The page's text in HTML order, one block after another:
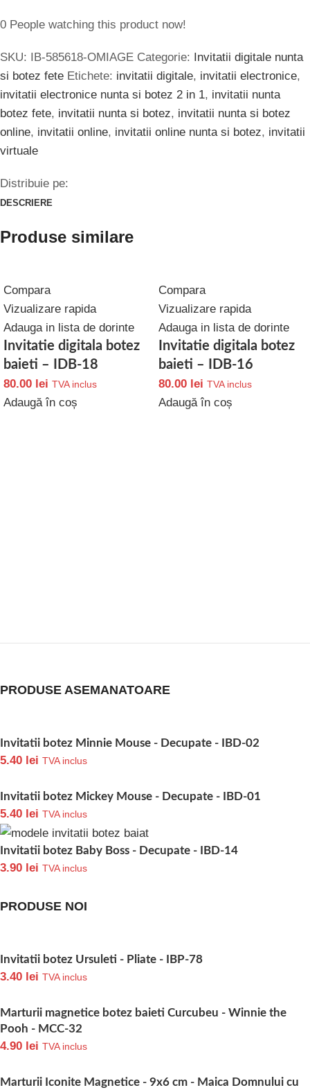
0 People watching this product now!
SKU: IB-585618-OMIAGE Categorie: Invitatii digitale nunta
si botez fete Etichete: invitatii digitale, invitatii electronice,
invitatii electronice nunta si botez 2 in 1, invitatii nunta
botez fete, invitatii nunta si botez, invitatii nunta si botez
online, invitatii online, invitatii online nunta si botez, invitatii
virtuale
Distribuie pe:
DESCRIERE
Produse similare
Compara
Vizualizare rapida
Adauga in lista de dorinte
Invitatie digitala botez
baieti – IDB-18
80.00 lei TVA inclus
Adaugă în coș
Compara
Vizualizare rapida
Adauga in lista de dorinte
Invitatie digitala botez
baieti – IDB-16
80.00 lei TVA inclus
Adaugă în coș
PRODUSE ASEMANATOARE
Invitatii botez Minnie Mouse - Decupate - IBD-02
5.40 lei TVA inclus
Invitatii botez Mickey Mouse - Decupate - IBD-01
5.40 lei TVA inclus
Invitatii botez Baby Boss - Decupate - IBD-14
3.90 lei TVA inclus
PRODUSE NOI
Invitatii botez Ursuleti - Pliate - IBP-78
3.40 lei TVA inclus
Marturii magnetice botez baieti Curcubeu - Winnie the
Pooh - MCC-32
4.90 lei TVA inclus
Marturii Iconite Magnetice - 9x6 cm - Maica Domnului cu